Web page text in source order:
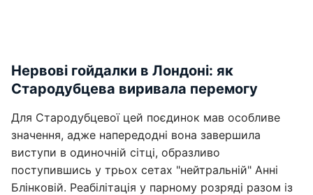
Нервові гойдалки в Лондоні: як
Стародубцева виривала перемогу
Для Стародубцевої цей поєдинок мав особливе
значення, адже напередодні вона завершила
виступи в одиночній сітці, образливо
поступившись у трьох сетах "нейтральній" Анні
Блінковій. Реабілітація у парному розряді разом із